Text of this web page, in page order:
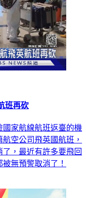
班再砍
家航線航班返臺的機
空公司飛英國航班，
，最近有許多要飛回
無預警取消了！